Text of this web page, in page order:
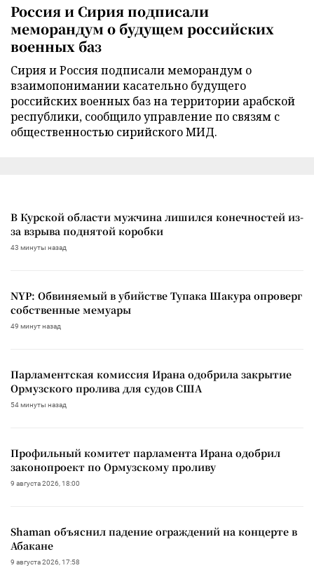
Россия и Сирия подписали
меморандум о будущем российских
военных баз
Сирия и Россия подписали меморандум о
взаимопонимании касательно будущего
российских военных баз на территории арабской
республики, сообщило управление по связям с
общественностью сирийского МИД.
В Курской области мужчина лишился конечностей из-
за взрыва поднятой коробки
43 минуты назад
NYP: Обвиняемый в убийстве Тупака Шакура опроверг
собственные мемуары
49 минут назад
Парламентская комиссия Ирана одобрила закрытие
Ормузского пролива для судов США
54 минуты назад
Профильный комитет парламента Ирана одобрил
законопроект по Ормузскому проливу
9 августа 2026, 18:00
Shaman объяснил падение ограждений на концерте в
Абакане
9 августа 2026, 17:58